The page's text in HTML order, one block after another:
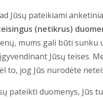
Jūsų pateikiami
(netikrus)
mums gali būti
Jūsų teises.
to, jog Jūs nurodėte
pateikti duomenys, Jūs